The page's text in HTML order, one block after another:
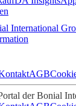
International
AGB
der Bonial